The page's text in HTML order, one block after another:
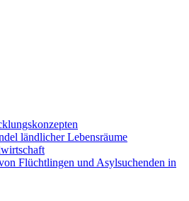
ländlicher Lebensräume
Flüchtlingen und Asylsuchenden in